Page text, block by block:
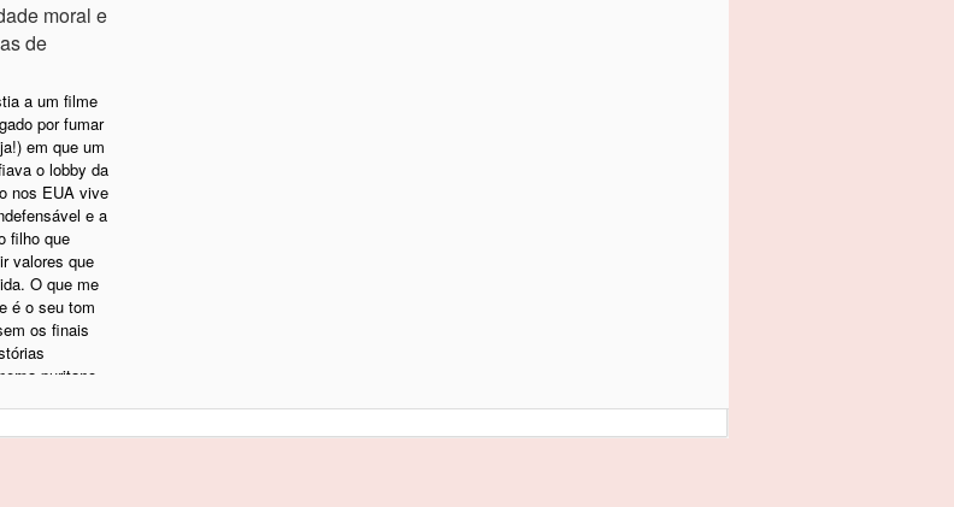
moral e
de
a um filme
por fumar
em que um
o lobby da
nos EUA vive
e a
filho que
valores que
O que me
é o seu tom
os finais
puritano